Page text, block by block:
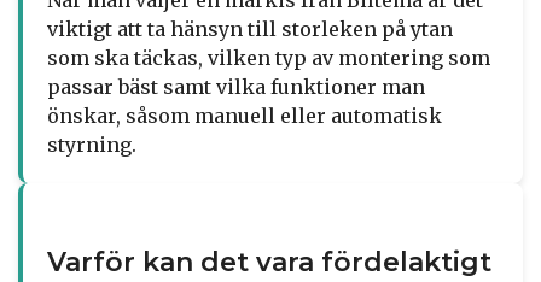
viktigt att ta hänsyn till storleken på ytan
som ska täckas, vilken typ av montering som
passar bäst samt vilka funktioner man
önskar, såsom manuell eller automatisk
styrning.
Varför kan det vara fördelaktigt